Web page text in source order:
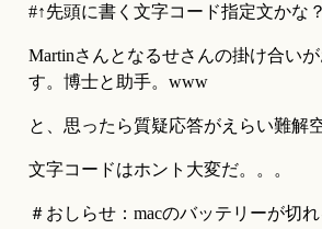
#↑先頭に書く文字コード指定文かな？
Martinさんとなるせさんの掛け合い
す。博士と助手。www
と、思ったら質疑応答がえらい難解
文字コードはホント大変だ。。。
＃おしらせ：macのバッテリーが切